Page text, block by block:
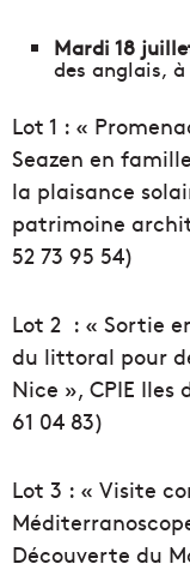
Mardi 18
des anglais,
Lot 1 : «
Seazen en
la plaisance
patrimoine
52 73 95 54)
Lot 2 : « Sortie
du littoral pour
Nice », CPIE Iles
61 04 83)
Lot 3 : « Visite
Découverte du